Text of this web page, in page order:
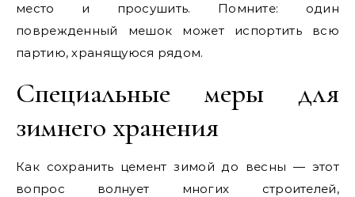
место и просушить. Помните: один
поврежденный мешок может испортить всю
партию, хранящуюся рядом.
Специальные меры для
зимнего хранения
Как сохранить цемент зимой до весны — этот
вопрос волнует многих строителей,